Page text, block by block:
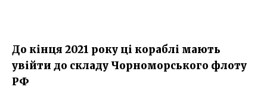
До кінця 2021 року ці кораблі мають
увійти до складу Чорноморського флоту
РФ